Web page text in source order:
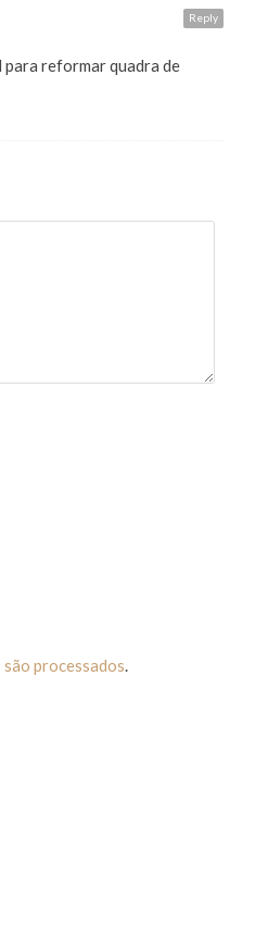
Reply
para reformar quadra de
são processados.